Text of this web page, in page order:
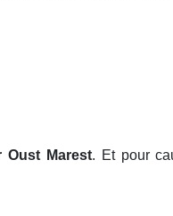
Oust Marest. Et pour